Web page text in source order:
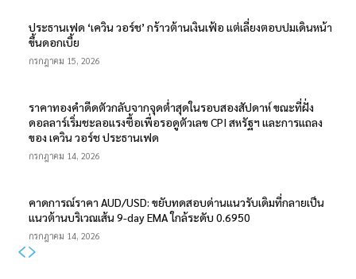
ประธานเฟด ‘เควิน วอร์ช’ กร้าวต้านเงินเฟ้อ แต่เลี่ยงตอบปมเดินหน้า
ขึ้นดอกเบี้ย
กรกฎาคม 15, 2026
ราคาทองคำดีดตัวกลับจากจุดต่ำสุดในรอบสองสัปดาห์ ขณะที่ฝั่ง
ดอลลาร์เริ่มชะลอแรงซื้อเพื่อรอดูตัวเลข CPI สหรัฐฯ และการแถลง
ของ เควิน วอร์ช ประธานเฟด
กรกฎาคม 14, 2026
คาดการณ์ราคา AUD/USD: ขยับทดสอบด่านแนวรับเดิมที่กลายเป็น
แนวต้านบริเวณเส้น 9-day EMA ใกล้ระดับ 0.6950
กรกฎาคม 14, 2026